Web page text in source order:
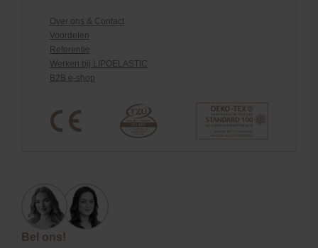
Over ons & Contact
Voordelen
Referentie
Werken bij LIPOELASTIC
B2B e-shop
Bel ons!